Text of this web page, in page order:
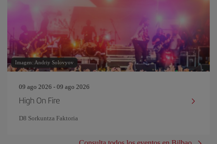
Imagen: Andriy Solovyov
09 ago 2026 - 09 ago 2026
High On Fire
D8 Sorkuntza Faktoria